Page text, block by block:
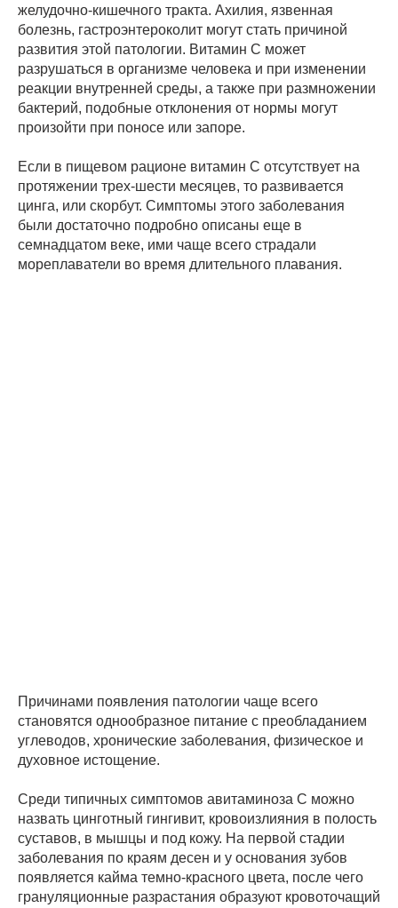
желудочно-кишечного тракта. Ахилия, язвенная
болезнь, гастроэнтероколит могут стать причиной
развития этой патологии. Витамин С может
разрушаться в организме человека и при изменении
реакции внутренней среды, а также при размножении
бактерий, подобные отклонения от нормы могут
произойти при поносе или запоре.
Если в пищевом рационе витамин С отсутствует на
протяжении трех-шести месяцев, то развивается
цинга, или скорбут. Симптомы этого заболевания
были достаточно подробно описаны еще в
семнадцатом веке, ими чаще всего страдали
мореплаватели во время длительного плавания.
Причинами появления патологии чаще всего
становятся однообразное питание с преобладанием
углеводов, хронические заболевания, физическое и
духовное истощение.
Среди типичных симптомов авитаминоза С можно
назвать цинготный гингивит, кровоизлияния в полость
суставов, в мышцы и под кожу. На первой стадии
заболевания по краям десен и у основания зубов
появляется кайма темно-красного цвета, после чего
грануляционные разрастания образуют кровоточащий